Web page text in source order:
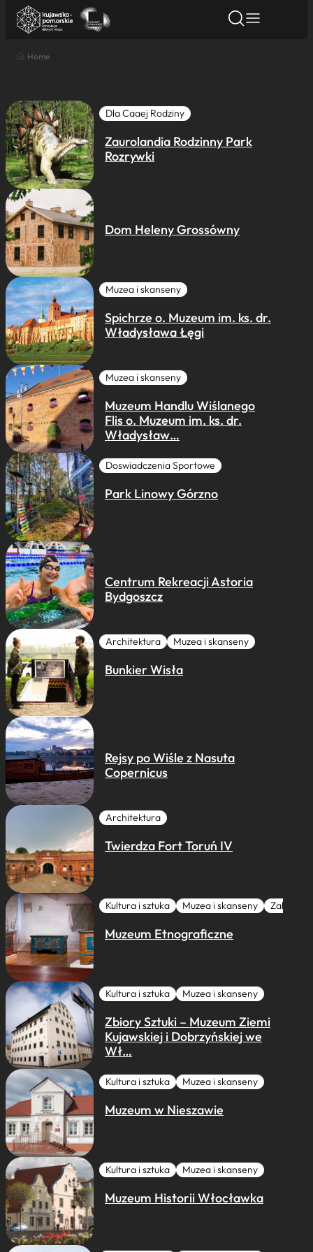
Nazwa atrakcji
Miasto
Kategoria
Home
Dla Caaej Rodziny
Zaurolandia Rodzinny Park
Rozrywki
Dom Heleny Grossówny
Muzea i skanseny
Spichrze o. Muzeum im. ks. dr.
Władysława Łęgi
Muzea i skanseny
Muzeum Handlu Wiślanego
Flis o. Muzeum im. ks. dr.
Władysław…
Doswiadczenia Sportowe
Park Linowy Górzno
Centrum Rekreacji Astoria
Bydgoszcz
Architektura Muzea i skanseny
Bunkier Wisła
Rejsy po Wiśle z Nasuta
Copernicus
Architektura
Twierdza Fort Toruń IV
Kultura i sztuka Muzea i skanseny Zabytki I
Muzeum Etnograficzne
Kultura i sztuka Muzea i skanseny
Zbiory Sztuki – Muzeum Ziemi
Kujawskiej i Dobrzyńskiej we
Wł…
Kultura i sztuka Muzea i skanseny
Muzeum w Nieszawie
Kultura i sztuka Muzea i skanseny
Muzeum Historii Włocławka